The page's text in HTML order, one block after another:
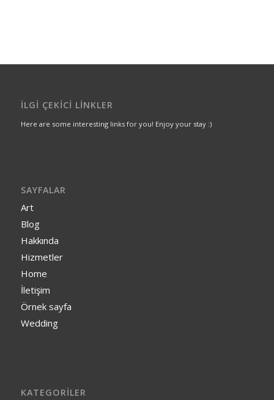
İLGI ÇEKICI LINKLER
Here are some interesting links for you! Enjoy your stay :)
SAYFALAR
Art
Blog
Hakkında
Hizmetler
Home
İletişim
Örnek sayfa
Wedding
KATEGORILER